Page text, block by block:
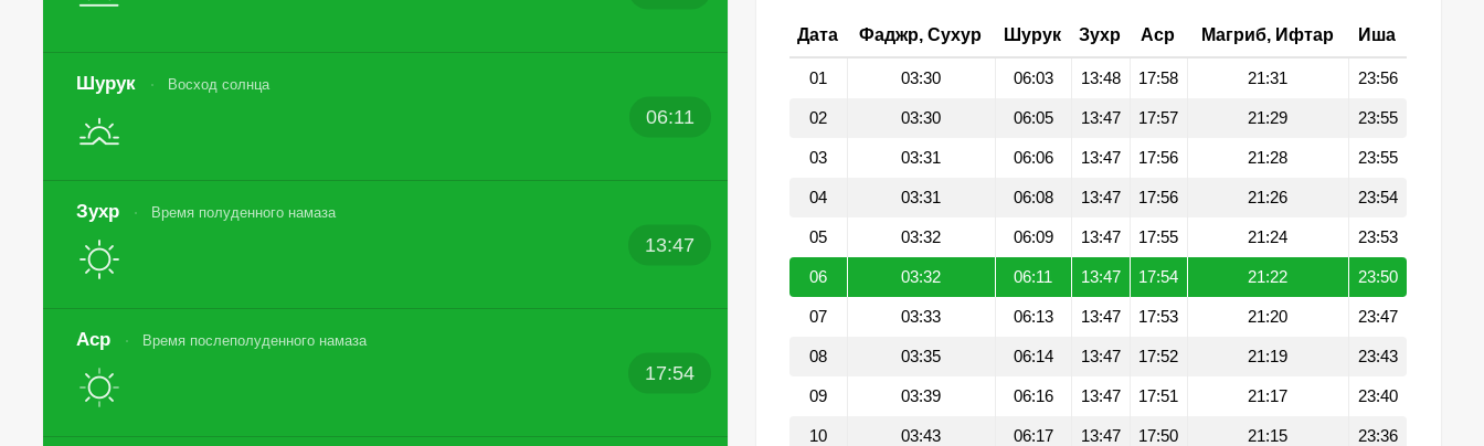
Шурук Восход солнца
06:11
Зухр Время полуденного намаза
13:47
Аср Время послеполуденного намаза
17:54
Дата Фаджр, Сухур Шурук Зухр Аср Магриб, Ифтар Иша
01 03:30 06:03 13:48 17:58 21:31 23:56
02 03:30 06:05 13:47 17:57 21:29 23:55
03 03:31 06:06 13:47 17:56 21:28 23:55
04 03:31 06:08 13:47 17:56 21:26 23:54
05 03:32 06:09 13:47 17:55 21:24 23:53
06 03:32 06:11 13:47 17:54 21:22 23:50
07 03:33 06:13 13:47 17:53 21:20 23:47
08 03:35 06:14 13:47 17:52 21:19 23:43
09 03:39 06:16 13:47 17:51 21:17 23:40
10 03:43 06:17 13:47 17:50 21:15 23:36